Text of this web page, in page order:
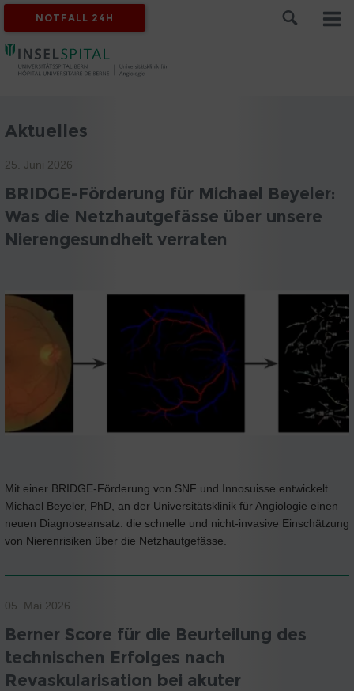
NOTFALL 24H
Aktuelles
25. Juni 2026
BRIDGE-Förderung für Michael Beyeler:
Was die Netzhautgefässe über unsere
Nierengesundheit verraten
Mit einer BRIDGE-Förderung von SNF und Innosuisse entwickelt
Michael Beyeler, PhD, an der Universitätsklinik für Angiologie einen
neuen Diagnoseansatz: die schnelle und nicht-invasive Einschätzung
von Nierenrisiken über die Netzhautgefässe.
05. Mai 2026
Berner Score für die Beurteilung des
technischen Erfolges nach
Revaskularisation bei akuter